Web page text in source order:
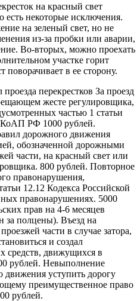
на красный свет
есть некоторые исключения.
на зеленый свет, но не
из-за пробки или аварии,
Во-вторых, можно проехать
участке горит
поворачивает в ее сторону.
перекрестков За проезд
жесте регулировщика,
частью 1 статьи
КоАП РФ 1000 рублей.
дорожного движения
обозначенной дорожными
части, на красный свет или
800 рублей. Повторное
правонарушения,
12.12 Кодекса Российской
правонарушениях. 5000
прав на 4-6 месяцев
за полцены). Въезд на
части в случае затора,
и создал
средств, движущихся в
рублей. Невыполнение
движения уступить дорогу
преимущественное право
рублей.